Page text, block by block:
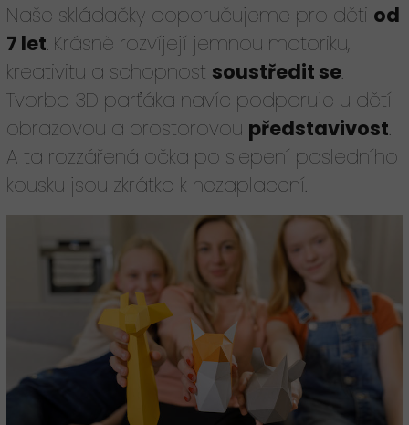
Naše skládačky doporučujeme pro děti od
7 let. Krásně rozvíjejí jemnou motoriku,
kreativitu a schopnost soustředit se.
Tvorba 3D parťáka navíc podporuje u dětí
obrazovou a prostorovou představivost.
A ta rozzářená očka po slepení posledního
kousku jsou zkrátka k nezaplacení.